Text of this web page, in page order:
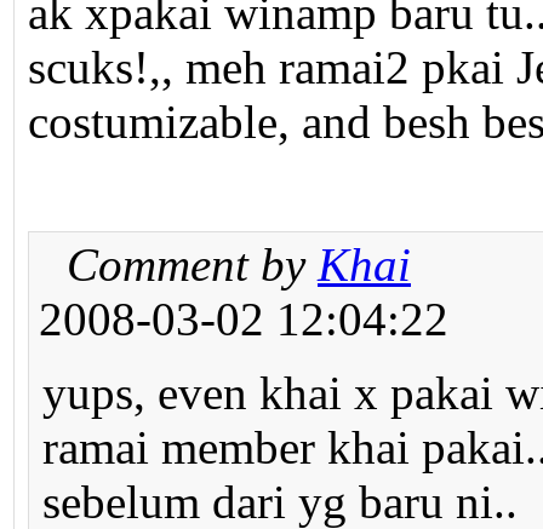
ak xpakai winamp baru
scuks!,, meh ramai2 pkai
costumizable, and besh
Comment by Khai
2008-03-02 12:04:22
yups, even khai x pakai
ramai member khai
sebelum dari yg baru ni..